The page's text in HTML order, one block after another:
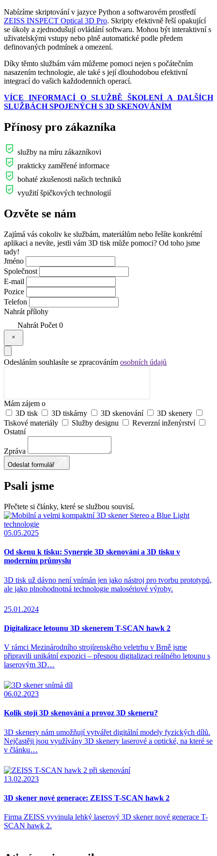
Nabízíme skriptování v jazyce Python a softwarovém prostředí
ZEISS INSPECT Optical 3D Pro. Skripty efektivně řeší opakující
se úkoly a zjednodušují ovládání softwaru. Mohou být interaktivní s
uživatelskými vstupy nebo plně automatické podle předem
definovaných podmínek a omezení.
Díky těmto službám vám můžeme pomoci nejen s počátečním
nasazením technologie, ale také s její dlouhodobou efektivní
integrací do vašich každodenních operací.
VÍCE INFORMACÍ O SLUŽBĚ ŠKOLENÍ A DALŠÍCH
SLUŽBÁCH SPOJENÝCH S 3D SKENOVÁNÍM
Přínosy pro zákazníka
služby na míru zákazníkovi
prakticky zaměřené informace
bohaté zkušenosti našich techniků
využití špičkových technologií
Ozvěte se nám
Zajímá vás cokoliv ke službám, materiálům nebo řešíte konkrétní
aplikaci a nevíte, jestli vám 3D tisk může pomoci? Od toho jsme
tady!
Jméno
Společnost
E-mail
Pozice
Telefon
Nahrát přílohy
Nahrát Počet 0
Odesláním souhlasíte se zpracováním osobních údajů
Mám zájem o
3D tisk
3D tiskárny 3D skenování
3D skenery
Tiskové materiály
Služby designu
Reverzní inženýrství
Ostatní
Zpráva
Odeslat formulář
Psali jsme
Přečtete si články, které se službou souvisí.
05.05.2025
Od skenu k tisku: Synergie 3D skenování a 3D tisku v
moderním průmyslu
3D tisk už dávno není vnímán jen jako nástroj pro tvorbu prototypů,
ale jako plnohodnotná technologie malosériové výroby.
25.01.2024
Digitalizace letounu 3D skenerem T-SCAN hawk 2
V rámci Mezinárodního strojírenského veletrhu v Brně jsme
připravili unikátní expozici – přesnou digitalizaci reálného letounu s
laserovým 3D…
06.02.2023
Kolik stojí 3D skenování a provoz 3D skeneru?
3D skenery nám umožňují vytvářet digitální modely fyzických dílů.
Nejčastěji jsou využívány 3D skenery laserové a optické, na které se
v článku…
13.02.2023
3D skener nové generace: ZEISS T-SCAN hawk 2
Firma ZEISS vyvinula lehký laserový 3D skener nové generace T-
SCAN hawk 2.